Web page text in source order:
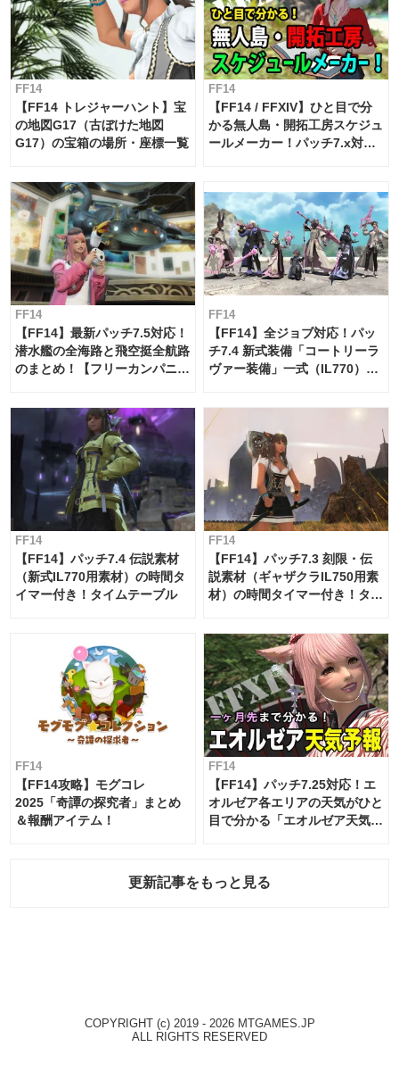
FF14
【FF14 トレジャーハント】宝
の地図G17（古ぼけた地図
G17）の宝箱の場所・座標一覧
FF14
【FF14 / FFXIV】ひと目で分
かる無人島・開拓工房スケジュ
ールメーカー！パッチ7.x対応
FF14
【FF14】最新パッチ7.5対応！
潜水艦の全海路と飛空挺全航路
のまとめ！【フリーカンパニ
FF14
【FF14】全ジョブ対応！パッ
チ7.4 新式装備「コートリーラ
ヴァー装備」一式（IL770）の
FF14
【FF14】パッチ7.4 伝説素材
（新式IL770用素材）の時間タ
イマー付き！タイムテーブル
FF14
【FF14】パッチ7.3 刻限・伝
説素材（ギャザクラIL750用素
材）の時間タイマー付き！タイ
FF14
【FF14攻略】モグコレ
2025「奇譚の探究者」まとめ
＆報酬アイテム！
FF14
【FF14】パッチ7.25対応！エ
オルゼア各エリアの天気がひと
目で分かる「エオルゼア天気予
更新記事をもっと見る
COPYRIGHT (c) 2019 - 2026 MTGAMES.JP
ALL RIGHTS RESERVED